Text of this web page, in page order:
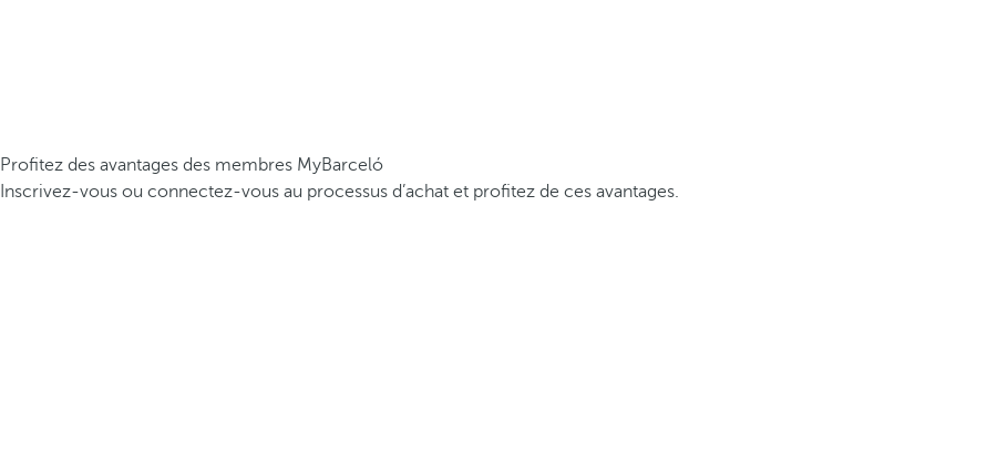
Profitez des avantages des membres MyBarceló
Inscrivez-vous ou connectez-vous au processus d’achat et profitez de ces avantages.